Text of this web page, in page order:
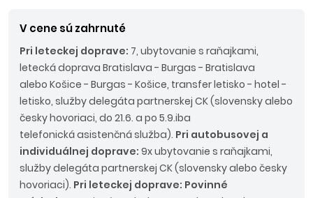
V cene sú zahrnuté
Pri leteckej doprave: 7, ubytovanie s raňajkami,
letecká doprava Bratislava - Burgas - Bratislava
alebo Košice - Burgas - Košice, transfer letisko - hotel -
letisko, služby delegáta partnerskej CK (slovensky alebo
česky hovoriaci, do 21.6. a po 5.9.iba
telefonická asistenčná služba). Pri autobusovej a
individuálnej doprave: 9x ubytovanie s raňajkami,
služby delegáta partnerskej CK (slovensky alebo česky
hovoriaci). Pri leteckej doprave: Povinné